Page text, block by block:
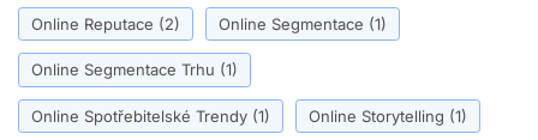
Online Reputace (2) Online Segmentace (1)
Online Segmentace Trhu (1)
Online Spotřebitelské Trendy (1) Online Storytelling (1)